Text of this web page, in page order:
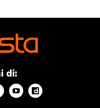
1.20 pintu akan
sangat tenang dan
yang you all
percaya pada
kita semua sentiasa
& menjadi tetamu
di: